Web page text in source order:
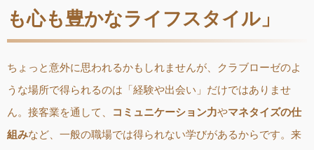
も心も豊かなライフスタイル」
ちょっと意外に思われるかもしれませんが、クラブローゼのよ
うな場所で得られるのは「経験や出会い」だけではありませ
ん。接客業を通して、
コミュニケーション力やマネタイズの仕
組みなど、一般の職場では得られない学びがあるからです。来